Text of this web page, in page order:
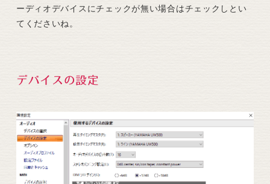
ーディオデバイスにチェックが無い場合はチェックしとい
てくださいね。
デバイスの設定